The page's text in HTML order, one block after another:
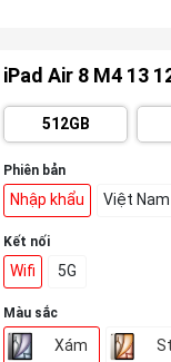
iPad Air 8 M4 13
512GB
Phiên bản
Nhập khẩu Việt Nam
Kết nối
Wifi 5G
Màu sắc
Xám